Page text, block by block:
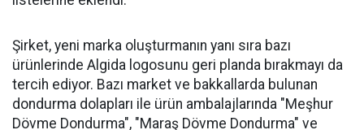
Şirket, yeni marka oluşturmanın yanı sıra bazı
ürünlerinde Algida logosunu geri planda bırakmayı da
tercih ediyor. Bazı market ve bakkallarda bulunan
dondurma dolapları ile ürün ambalajlarında "Meşhur
Dövme Dondurma", "Maraş Dövme Dondurma" ve